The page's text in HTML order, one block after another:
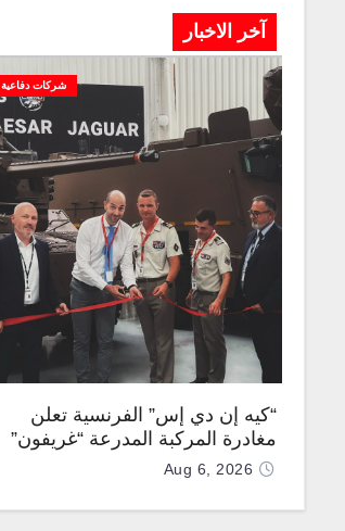
آخر الاخبار
شركات دفاعية
“كيه إن دي إس” الفرنسية تعلن
مغادرة المركبة المدرعة “غريفون”
رقم 1000 لخط الإنتاجAug 6, 2026